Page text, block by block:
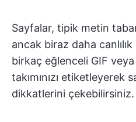
Sayfalar, tipik metin
ancak biraz daha
birkaç eğlenceli GIF
takımınızı etiketleyerek
dikkatlerini çekebilirsiniz.